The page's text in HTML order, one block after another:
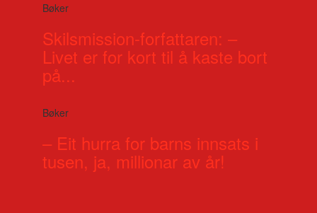
Bøker
Skilsmission-forfattaren: –
Livet er for kort til å kaste bort
på...
Bøker
– Eit hurra for barns innsats i
tusen, ja, millionar av år!